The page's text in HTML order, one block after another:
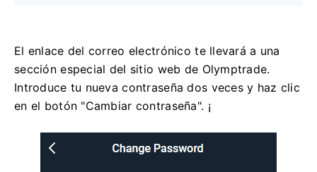
El enlace del correo electrónico te llevará a una
sección especial del sitio web de Olymptrade.
Introduce tu nueva contraseña dos veces y haz clic
en el botón "Cambiar contraseña". ¡